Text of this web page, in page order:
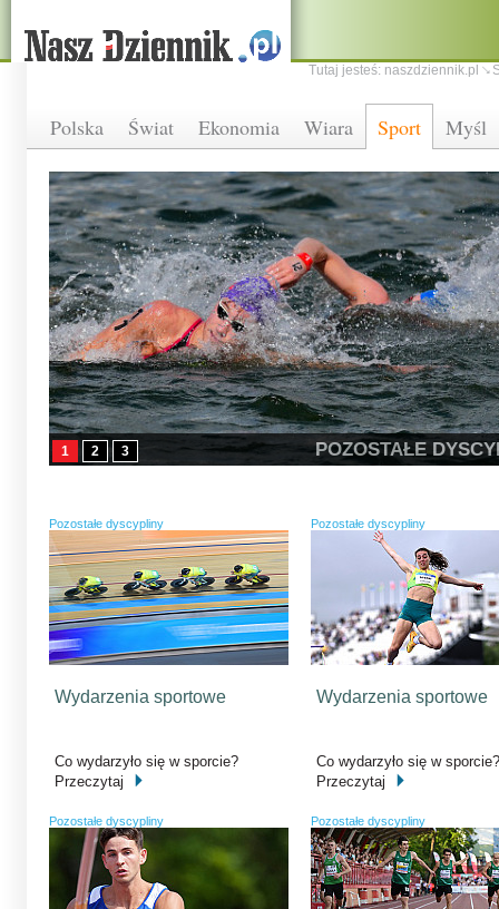
Polska Świat Ekonomia Wiara Sport Myśl
Tutaj jesteś: naszdziennik.pl
POZOSTAŁE
1 2 3
Pozostałe dyscypliny
Wydarzenia sportowe
Co wydarzyło się w sporcie?
Przeczytaj
Pozostałe dyscypliny
Wydarzenia sportowe
Co wydarzyło się w sporcie?
Przeczytaj
Pozostałe dyscypliny Pozostałe dyscypliny